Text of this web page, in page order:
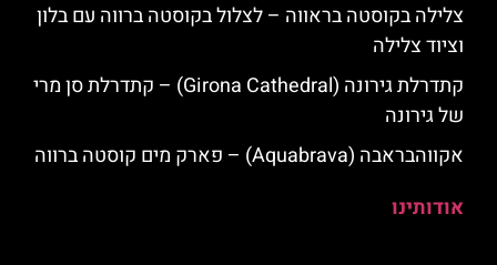
צלילה בקוסטה בראווה – לצלול בקוסטה ברווה עם בלון
וציוד צלילה
קתדרלת גירונה (Girona Cathedral) – קתדרלת סן מרי
של גירונה
אקווהבראבה (Aquabrava) – פארק מים קוסטה ברווה
אודותינו